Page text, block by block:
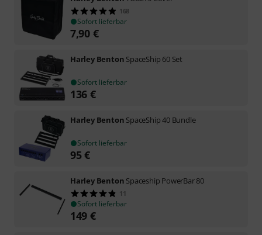
168
Sofort lieferbar
7,90 €
Harley Benton SpaceShip 60 Set
Sofort lieferbar
136 €
Harley Benton SpaceShip 40 Bundle
Sofort lieferbar
95€
Harley Benton Spaceship PowerBar 80
11
Sofort lieferbar
149 €